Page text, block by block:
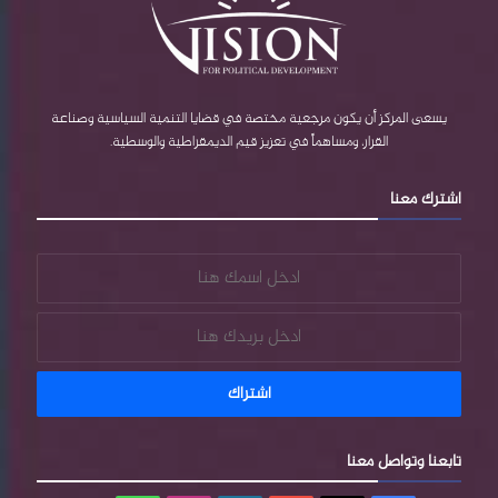
u
b
e
P
r
e
ر
ا
م
ب
يسعى المركز أن يكون مرجعية مختصة في قضايا التنمية السياسية وصناعة
القرار، ومساهماً في تعزيز قيم الديمقراطية والوسطية.
اشترك معنا
تابعنا وتواصل معنا